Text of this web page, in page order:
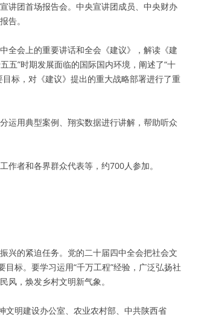
讲团首场报告会。中央宣讲团成员、中央财办
告。
全会上的重要讲话和全会《建议》，解读《建
五”时期发展面临的国际国内环境，阐述了“十
标，对《建议》提出的重大战略部署进行了重
运用典型案例、翔实数据进行讲解，帮助听众
作者和各界群众代表等，约700人参加。
兴的紧迫任务。党的二十届四中全会把社会文
标。要学习运用“千万工程”经验，广泛弘扬社
风，焕发乡村文明新气象。
文明建设办公室、农业农村部、中共陕西省